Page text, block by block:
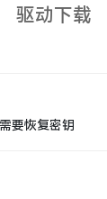
驱动下载
要恢复密钥